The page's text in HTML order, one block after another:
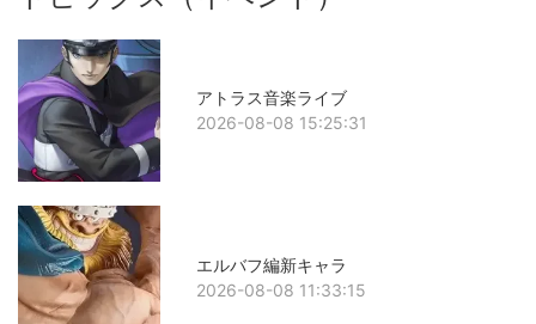
アトラス音楽ライブ
2026-08-08 15:25:31
エルバフ編新キャラ
2026-08-08 11:33:15